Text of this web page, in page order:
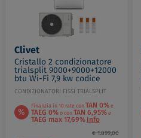
Clivet
Cristallo 2 condizionatore
trialsplit 9000+9000+12000
btu Wi-Fi 7,9 kw codice
prod: IMA1-Y 27M(2) IMA1-Y
35M MU2-Y
CONDIZIONATORI FISSI TRIALSPLIT
% Finanzia in 10 rate conTAN 0%e
TAEG 0%o conTAN 6,95%e
TAEG max 17,69%Info
€ 1.899,00